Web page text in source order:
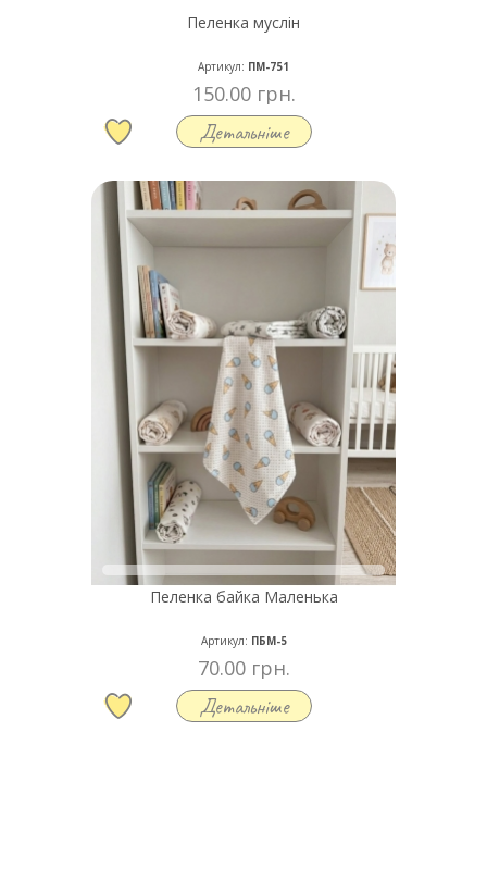
Пеленка муслін
Артикул: ПМ-751
150.00 грн.
Детальніше
Пеленка байка Маленька
Артикул: ПБМ-5
70.00 грн.
Детальніше